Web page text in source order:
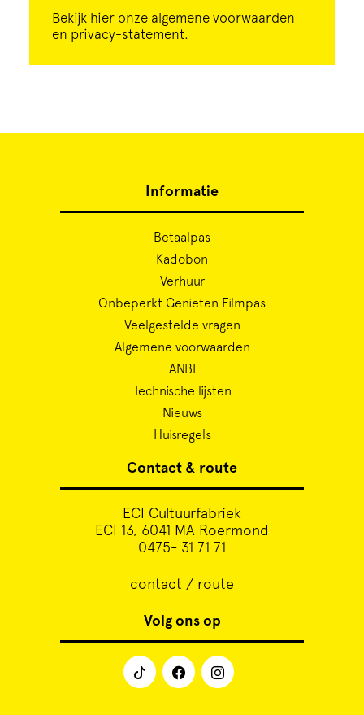
Bekijk hier onze algemene voorwaarden
en privacy-statement.
Informatie
Betaalpas
Kadobon
Verhuur
Onbeperkt Genieten Filmpas
Veelgestelde vragen
Algemene voorwaarden
ANBI
Technische lijsten
Nieuws
Huisregels
Contact & route
ECI Cultuurfabriek
ECI 13, 6041 MA Roermond
0475- 31 71 71
contact / route
Volg ons op